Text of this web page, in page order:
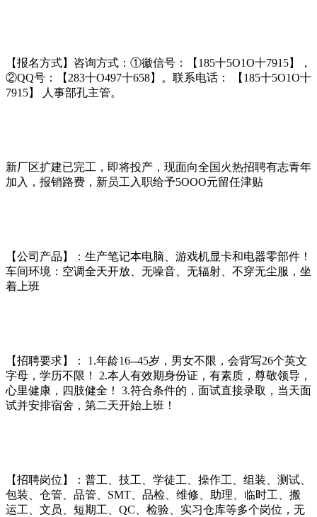
【报名方式】咨询方式：①徽信号：【185十5O1O十7915】，
②QQ号：【283十O497十658】。联系电话： 【185十5O1O十
7915】 人事部孔主管。
新厂区扩建已完工，即将投产，现面向全国火热招聘有志青年
加入，报销路费，新员工入职给予5OOO元留任津贴
【公司产品】：生产笔记本电脑、游戏机显卡和电器零部件！
车间环境：空调全天开放、无噪音、无辐射、不穿无尘服，坐
着上班
【招聘要求】： 1.年龄16--45岁，男女不限，会背写26个英文
字母，学历不限！ 2.本人有效期身份证，有素质，尊敬领导，
心里健康，四肢健全！ 3.符合条件的，面试直接录取，当天面
试并安排宿舍，第二天开始上班！
【招聘岗位】：普工、技工、学徒工、操作工、组装、测试、
包装、仓管、品管、SMT、品检、维修、助理、临时工、搬
运工、文员、短期工、QC、检验、实习仓库等多个岗位，无